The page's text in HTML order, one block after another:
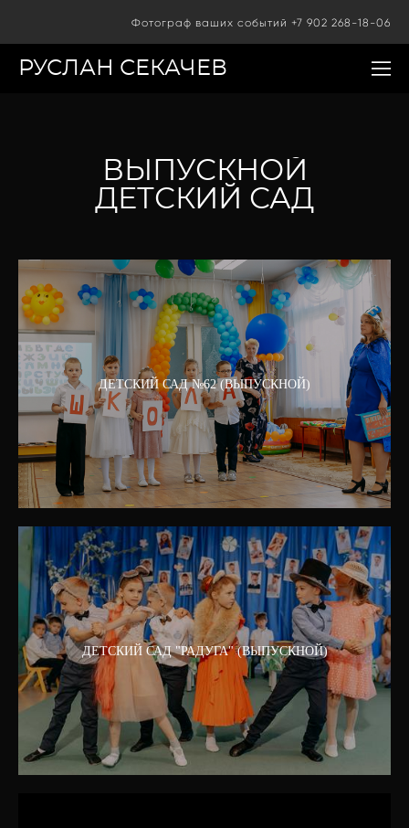
Фотограф ваших событий +7 902 268-18-06
РУСЛАН СЕКАЧЕВ
ВЫПУСКНОЙ
ДЕТСКИЙ САД
ДЕТСКИЙ САД №62 (ВЫПУСКНОЙ)
ДЕТСКИЙ САД "РАДУГА" (ВЫПУСКНОЙ)